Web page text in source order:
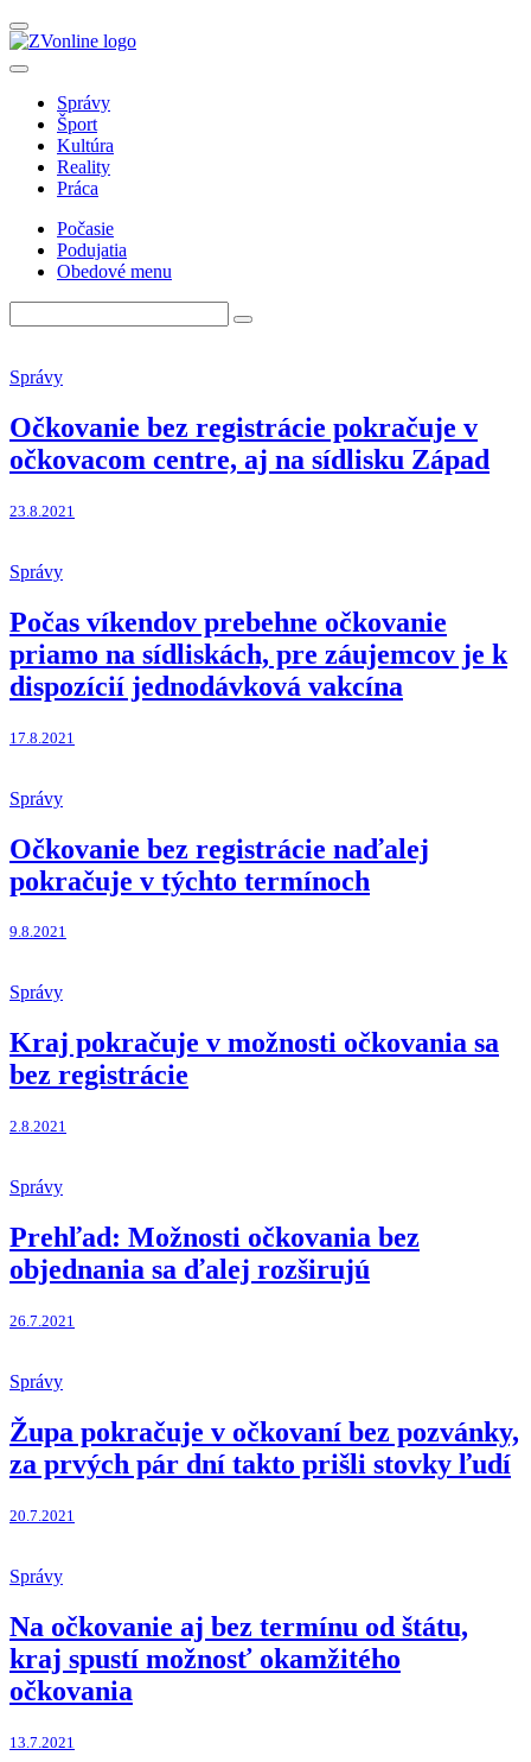
Správy
Šport
Kultúra
Reality
Práca
Počasie
Podujatia
Obedové menu
Správy
Očkovanie bez registrácie pokračuje v
očkovacom centre, aj na sídlisku Západ
23.8.2021
Správy
Počas víkendov prebehne očkovanie
priamo na sídliskách, pre záujemcov je k
dispozícií jednodávková vakcína
17.8.2021
Správy
Očkovanie bez registrácie naďalej
pokračuje v týchto termínoch
9.8.2021
Správy
Kraj pokračuje v možnosti očkovania sa
bez registrácie
2.8.2021
Správy
Prehľad: Možnosti očkovania bez
objednania sa ďalej rozširujú
26.7.2021
Správy
Župa pokračuje v očkovaní bez pozvánky,
za prvých pár dní takto prišli stovky ľudí
20.7.2021
Správy
Na očkovanie aj bez termínu od štátu,
kraj spustí možnosť okamžitého
očkovania
13.7.2021